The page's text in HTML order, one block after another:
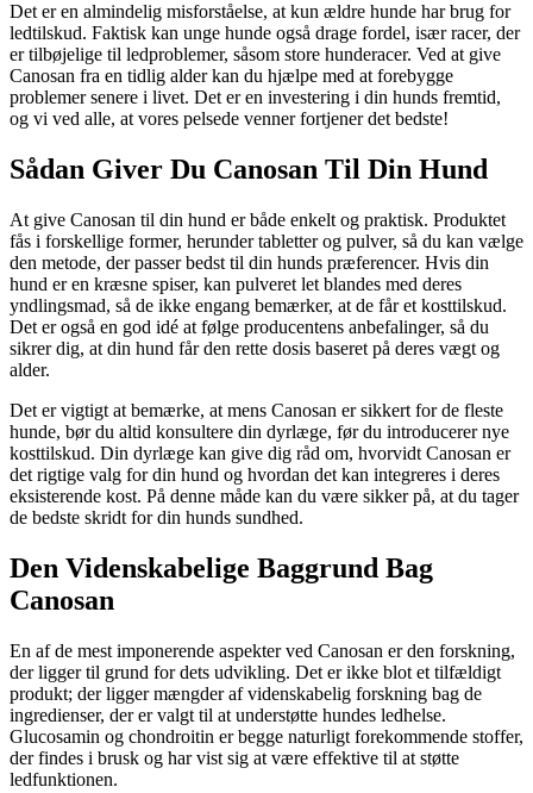
Det er en almindelig misforståelse, at kun ældre hunde har brug for
ledtilskud. Faktisk kan unge hunde også drage fordel, især racer, der
er tilbøjelige til ledproblemer, såsom store hunderacer. Ved at give
Canosan fra en tidlig alder kan du hjælpe med at forebygge
problemer senere i livet. Det er en investering i din hunds fremtid,
og vi ved alle, at vores pelsede venner fortjener det bedste!
Sådan Giver Du Canosan Til Din Hund
At give Canosan til din hund er både enkelt og praktisk. Produktet
fås i forskellige former, herunder tabletter og pulver, så du kan vælge
den metode, der passer bedst til din hunds præferencer. Hvis din
hund er en kræsne spiser, kan pulveret let blandes med deres
yndlingsmad, så de ikke engang bemærker, at de får et kosttilskud.
Det er også en god idé at følge producentens anbefalinger, så du
sikrer dig, at din hund får den rette dosis baseret på deres vægt og
alder.
Det er vigtigt at bemærke, at mens Canosan er sikkert for de fleste
hunde, bør du altid konsultere din dyrlæge, før du introducerer nye
kosttilskud. Din dyrlæge kan give dig råd om, hvorvidt Canosan er
det rigtige valg for din hund og hvordan det kan integreres i deres
eksisterende kost. På denne måde kan du være sikker på, at du tager
de bedste skridt for din hunds sundhed.
Den Videnskabelige Baggrund Bag
Canosan
En af de mest imponerende aspekter ved Canosan er den forskning,
der ligger til grund for dets udvikling. Det er ikke blot et tilfældigt
produkt; der ligger mængder af videnskabelig forskning bag de
ingredienser, der er valgt til at understøtte hundes ledhelse.
Glucosamin og chondroitin er begge naturligt forekommende stoffer,
der findes i brusk og har vist sig at være effektive til at støtte
ledfunktionen.